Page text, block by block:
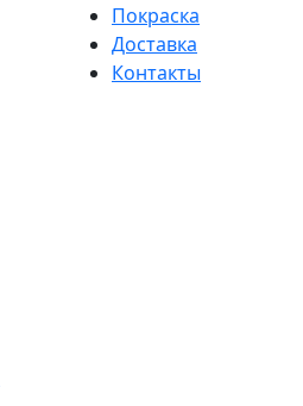
Покраска
Доставка
Контакты